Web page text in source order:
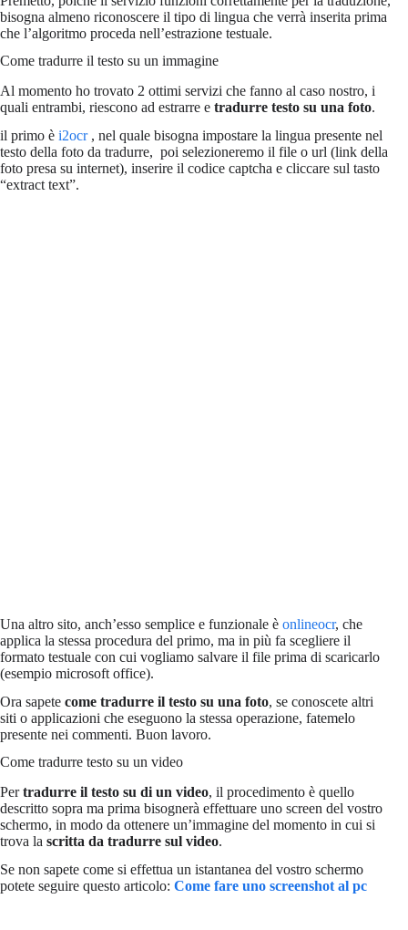
bisogna almeno riconoscere il tipo di lingua che verrà inserita prima
che l’algoritmo proceda nell’estrazione testuale.
Come tradurre il testo su un immagine
Al momento ho trovato 2 ottimi servizi che fanno al caso nostro, i
quali entrambi, riescono ad estrarre e tradurre testo su una foto.
il primo è i2ocr, nel quale bisogna impostare la lingua presente nel
testo della foto da tradurre, poi selezioneremo il file o url (link della
foto presa su internet), inserire il codice captcha e cliccare sul tasto
“extract text”.
Una altro sito, anch’esso semplice e funzionale è onlineocr, che
applica la stessa procedura del primo, ma in più fa scegliere il
formato testuale con cui vogliamo salvare il file prima di scaricarlo
(esempio microsoft office).
Ora sapete come tradurre il testo su una foto, se conoscete altri
siti o applicazioni che eseguono la stessa operazione, fatemelo
presente nei commenti. Buon lavoro.
Come tradurre testo su un video
Pertradurre il testo su di un video, il procedimento è quello
descritto sopra ma prima bisognerà effettuare uno screen del vostro
schermo, in modo da ottenere un’immagine del momento in cui si
trova la scritta da tradurre sul video.
Se non sapete come si effettua un istantanea del vostro schermo
potete seguire questo articolo: Come fare uno screenshot al pc